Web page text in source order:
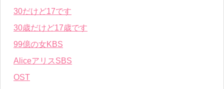
30だけど17です
30歳だけど17歳です
99億の女KBS
AliceアリスSBS
OST